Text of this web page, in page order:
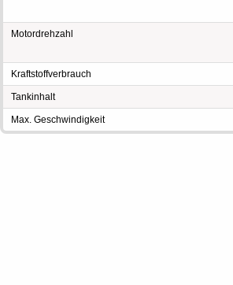
Motordrehzahl
Kraftstoffverbrauch
Tankinhalt
Max. Geschwindigkeit